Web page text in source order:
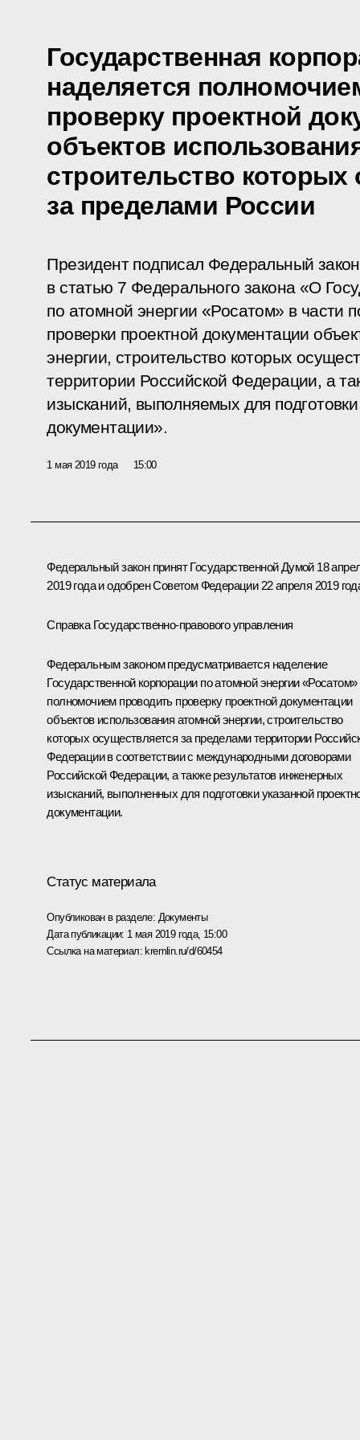
Государственная
наделяется
проверку проектной
объектов
строительство которых
за пределами России
Президент подписал Федеральный
в статью 7 Федерального закона «О
по атомной энергии «Росатом» в части
проверки проектной документации
энергии, строительство которых
территории Российской Федерации, а
изысканий, выполняемых для
документации».
1 мая 2019 года 15:00
Федеральный закон принят Государственной Думой 18
2019 года и одобрен Советом Федерации 22 апреля 2019
Справка Государственно-правового управления
Федеральным законом предусматривается наделение
Государственной корпорации по атомной энергии «Росатом»
полномочием проводить проверку проектной документации
объектов использования атомной энергии, строительство
которых осуществляется за пределами территории
Федерации в соответствии с международными договорами
Российской Федерации, а также результатов инженерных
изысканий, выполненных для подготовки указанной
документации.
Статус материала
Опубликован в разделе: Документы
Дата публикации: 1 мая 2019 года, 15:00
Ссылка на материал: kremlin.ru/d/60454